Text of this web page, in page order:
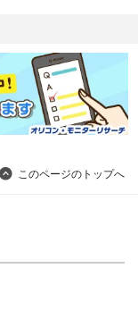
このページのトップへ